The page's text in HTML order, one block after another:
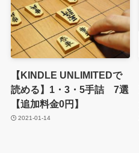
【KINDLE UNLIMITEDで
読める】1・3・5手詰 7選
【追加料金0円】
2021-01-14